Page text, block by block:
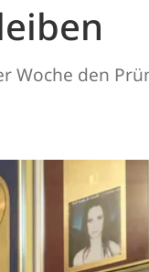
Woche den